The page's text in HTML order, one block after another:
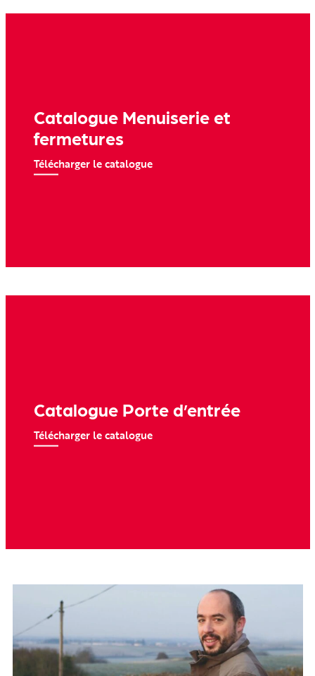
Catalogue Menuiserie et
fermetures
Télécharger le catalogue
Catalogue Porte d’entrée
Télécharger le catalogue